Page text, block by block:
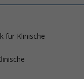
für Klinische